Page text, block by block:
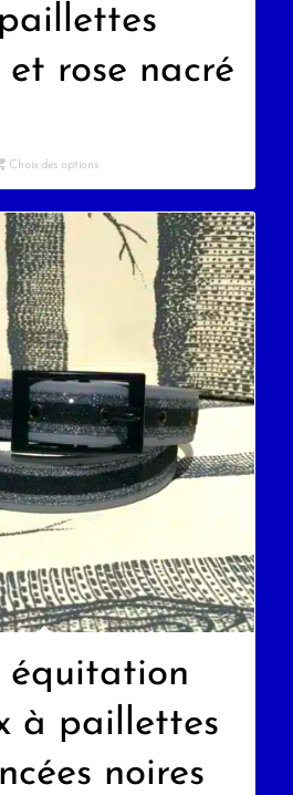
rose nacré
Choix des options
équitation
à paillettes
noires